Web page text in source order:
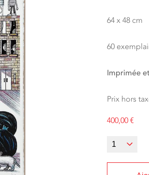
64 x 48 cm
60
Imprimée
Prix hors
400,00€